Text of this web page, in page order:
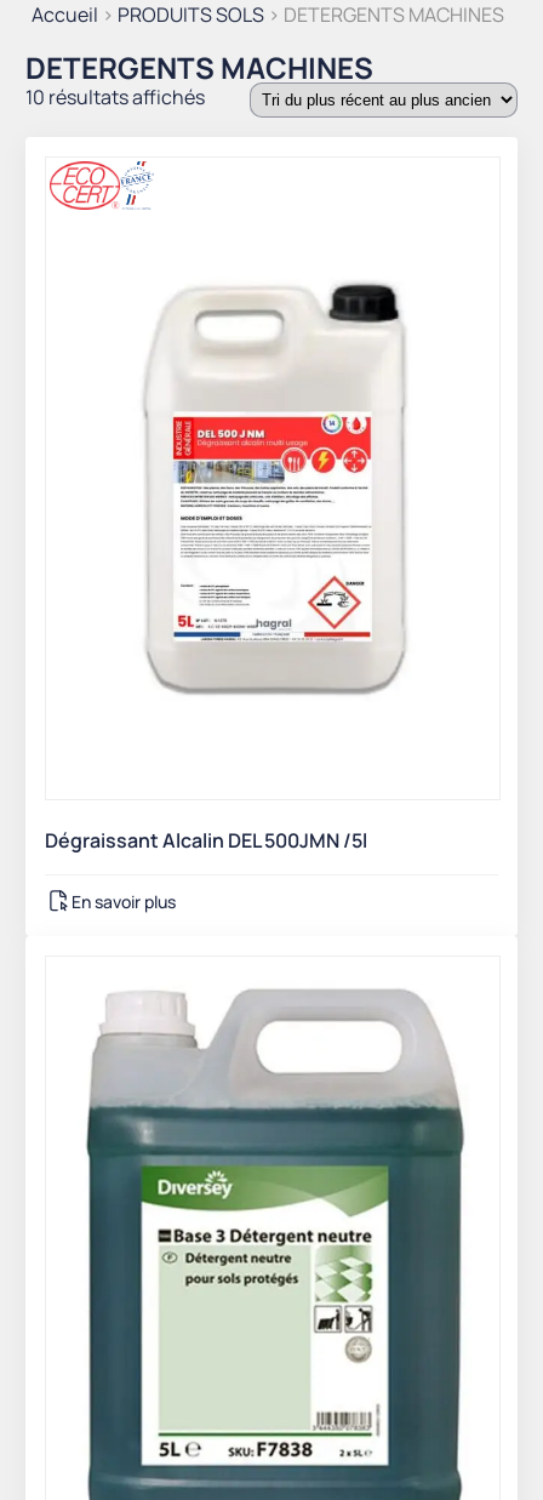
Accueil > PRODUITS SOLS > DETERGENTS MACHINES
DETERGENTS MACHINES
10 résultats affichésTrié
Dégraissant Alcalin DEL 500JMN /5l
En savoir plus